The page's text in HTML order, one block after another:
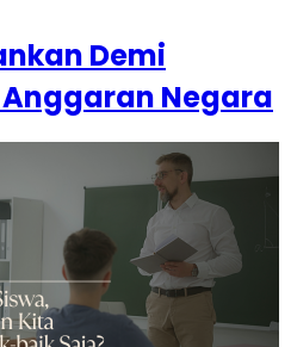
Demi
Negara